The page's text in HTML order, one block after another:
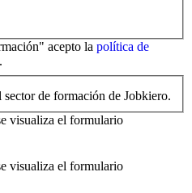
acepto la política de
.
de formación de Jobkiero.
visualiza el formulario
visualiza el formulario